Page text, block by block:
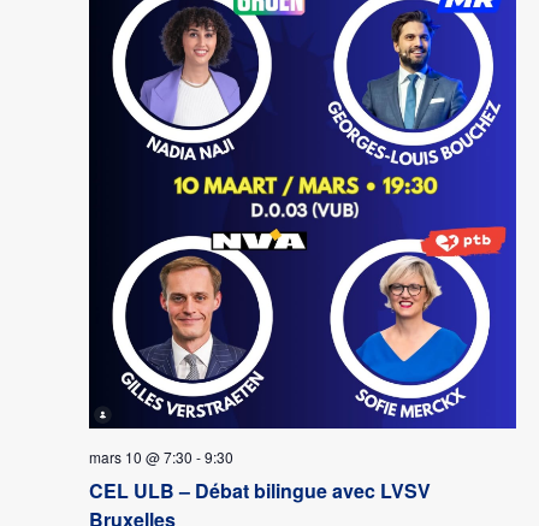
mars 10 @ 7:30 -9:30
CEL ULB – Débat bilingue avec LVSV
Bruxelles